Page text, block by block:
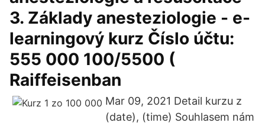
3. Základy anesteziologie - e-
learningový kurz Číslo účtu:
555 000 100/5500 (
Raiffeisenban
Mar 09, 2021 Detail kurzu z
(date), (time) Souhlasem nám